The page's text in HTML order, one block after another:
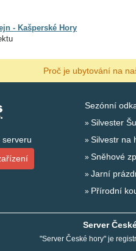
- Kašperské Hory
Proč je ubytování na
serveru
Sezónní
Silvester
Silvestr na
Sněhové
Jarní
Přírodní
Server
"Server České hory" je